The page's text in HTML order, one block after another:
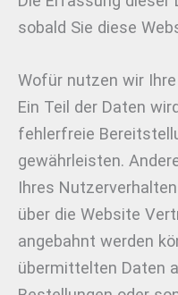
sobald Sie diese
Wofür nutzen wir
Ein Teil der Daten
fehlerfreie
gewährleisten.
Ihres
über die Website
angebahnt werden
übermittelten Daten